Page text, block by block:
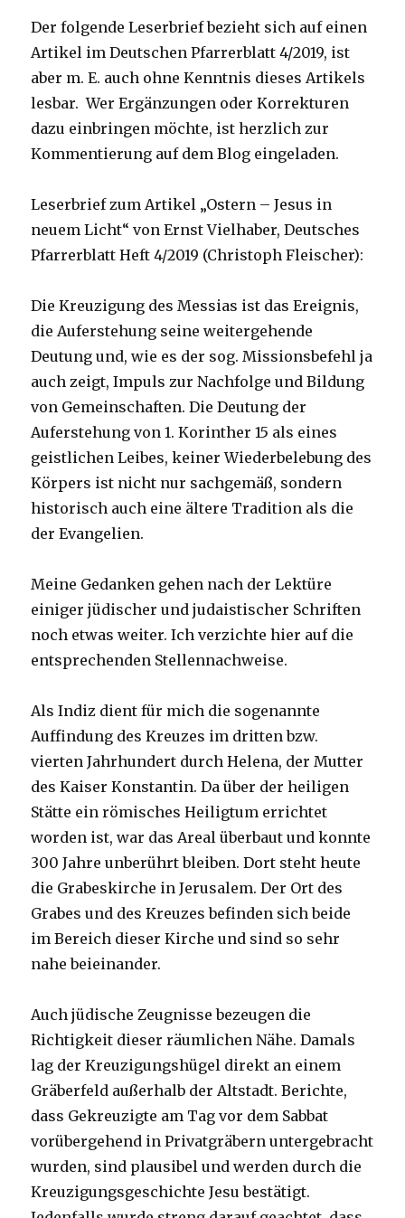
Der folgende Leserbrief bezieht sich auf einen
Artikel im Deutschen Pfarrerblatt 4/2019, ist
aber m. E. auch ohne Kenntnis dieses Artikels
lesbar. Wer Ergänzungen oder Korrekturen
dazu einbringen möchte, ist herzlich zur
Kommentierung auf dem Blog eingeladen.
Leserbrief zum Artikel „Ostern – Jesus in
neuem Licht“ von Ernst Vielhaber, Deutsches
Pfarrerblatt Heft 4/2019 (Christoph Fleischer):
Die Kreuzigung des Messias ist das Ereignis,
die Auferstehung seine weitergehende
Deutung und, wie es der sog. Missionsbefehl ja
auch zeigt, Impuls zur Nachfolge und Bildung
von Gemeinschaften. Die Deutung der
Auferstehung von 1. Korinther 15 als eines
geistlichen Leibes, keiner Wiederbelebung des
Körpers ist nicht nur sachgemäß, sondern
historisch auch eine ältere Tradition als die
der Evangelien.
Meine Gedanken gehen nach der Lektüre
einiger jüdischer und judaistischer Schriften
noch etwas weiter. Ich verzichte hier auf die
entsprechenden Stellennachweise.
Als Indiz dient für mich die sogenannte
Auffindung des Kreuzes im dritten bzw.
vierten Jahrhundert durch Helena, der Mutter
des Kaiser Konstantin. Da über der heiligen
Stätte ein römisches Heiligtum errichtet
worden ist, war das Areal überbaut und konnte
300 Jahre unberührt bleiben. Dort steht heute
die Grabeskirche in Jerusalem. Der Ort des
Grabes und des Kreuzes befinden sich beide
im Bereich dieser Kirche und sind so sehr
nahe beieinander.
Auch jüdische Zeugnisse bezeugen die
Richtigkeit dieser räumlichen Nähe. Damals
lag der Kreuzigungshügel direkt an einem
Gräberfeld außerhalb der Altstadt. Berichte,
dass Gekreuzigte am Tag vor dem Sabbat
vorübergehend in Privatgräbern untergebracht
wurden, sind plausibel und werden durch die
Kreuzigungsgeschichte Jesu bestätigt.